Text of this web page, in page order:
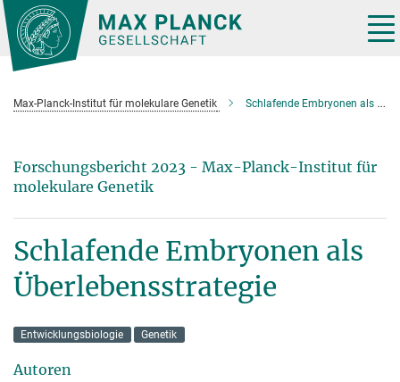
Hauptinhalt
Max-Planck-Institut für molekulare Genetik Schlafende Embryonen als Überlebensstrategie
Forschungsbericht 2023 - Max-Planck-Institut für
molekulare Genetik
Schlafende Embryonen als
Überlebensstrategie
Entwicklungsbiologie Genetik
Autoren